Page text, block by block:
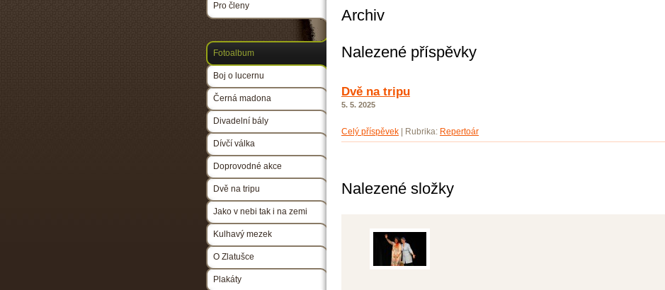
Archiv
Nalezené příspěvky
Dvě na tripu
5. 5. 2025
Celý příspěvek Rubrika: Repertoár
Nalezené složky
Pro členy
Fotoalbum
Boj o lucernu
Černá madona
Divadelní bály
Dívčí válka
Doprovodné akce
Dvě na tripu
Jako v nebi tak i na zemi
Kulhavý mezek
O Zlatušce
Plakáty